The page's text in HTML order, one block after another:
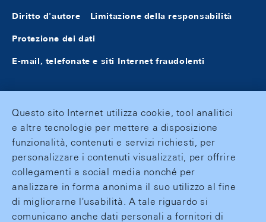
Diritto d'autore Limitazione della responsabilità
Protezione dei dati
E-mail, telefonate e siti Internet fraudolenti
Questo sito Internet utilizza cookie, tool analitici
e altre tecnologie per mettere a disposizione
funzionalità, contenuti e servizi richiesti, per
personalizzare i contenuti visualizzati, per offrire
collegamenti a social media nonché per
analizzare in forma anonima il suo utilizzo al fine
di migliorarne l'usabilità. A tale riguardo si
comunicano anche dati personali a fornitori di